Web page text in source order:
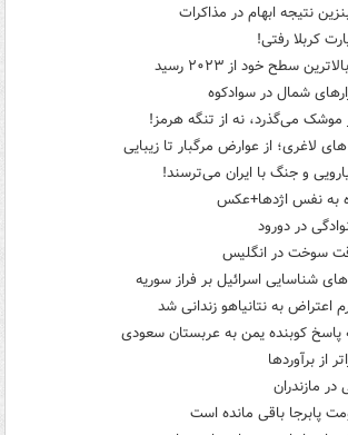
نتیجه ابهام در مذاکرات
کربلا رفتی!
سطح خود از ۲۰۲۳ رسید
شمال در سوادکوه
موشک می‌گذرد، نه از تنگه هرمز!
لاغری؛ از عوارض مرگبار تا زیبایی
و جنگ با ایران می‌ترسند!
به نفس اژدها+عکس
در دورود
سوخت در انگلیس
شناسایی اسرائیل بر فراز سوریه
به نتانیاهو زندانی شد
کوبنده یمن به عربستان سعودی
از برآوردها
مازندران
پابرجا باقی مانده است